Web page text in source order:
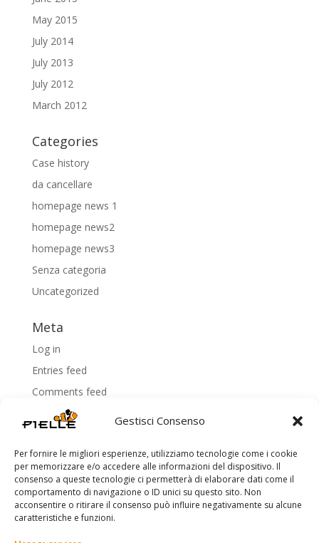
Gestisci Consenso
Per fornire le migliori esperienze, utilizziamo tecnologie come i cookie
per memorizzare e/o accedere alle informazioni del dispositivo. Il
consenso a queste tecnologie ci permetterà di elaborare dati come il
comportamento di navigazione o ID unici su questo sito. Non
acconsentire o ritirare il consenso può influire negativamente su alcune
caratteristiche e funzioni.
May 2015
July 2014
July 2013
July 2012
March 2012
Categories
Case history
da cancellare
homepage news 1
homepage news2
homepage news3
Senza categoria
Uncategorized
Meta
Log in
Entries feed
Comments feed
WordPress.org
Copyright Pielle - P.IVA 03421320924 -